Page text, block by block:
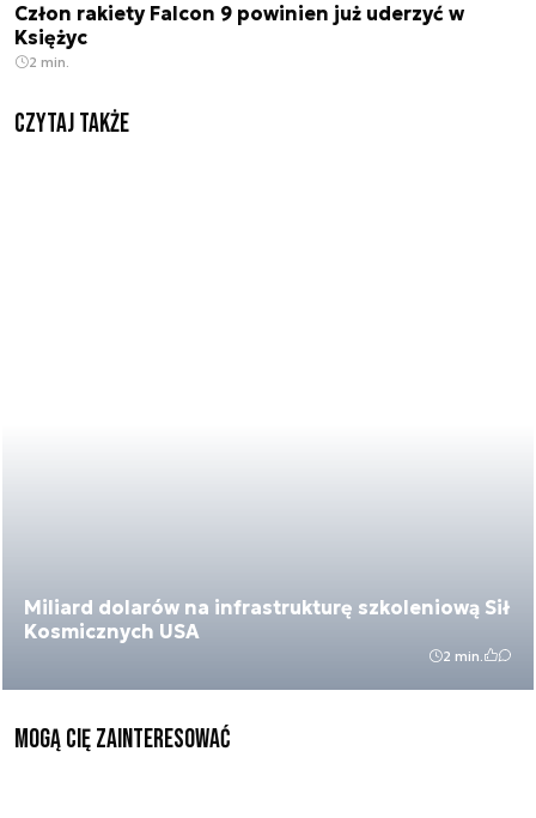
Człon rakiety Falcon 9 powinien już uderzyć w
Księżyc
2 min.
Czytaj także
Miliard dolarów na infrastrukturę szkoleniową Sił
Kosmicznych USA
2 min.
Mogą Cię zainteresować